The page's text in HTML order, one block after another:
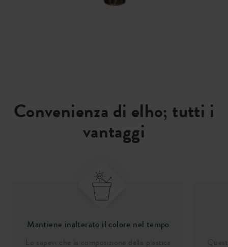
Convenienza di elho; tutti i
vantaggi
Mantiene inalterato il colore nel tempo
Lo sapevi che la composizione della plastica